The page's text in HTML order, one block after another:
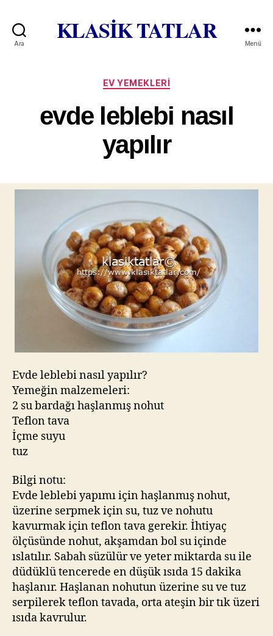
Ara KLASİK TATLAR Menü
Kategoriler
EV YEMEKLERI
evde leblebi nasıl
yapılır
Evde leblebi nasıl yapılır?
Yemeğin malzemeleri:
2 su bardağı haşlanmış nohut
Teflon tava
İçme suyu
tuz
Bilgi notu:
Evde leblebi yapımı için haşlanmış nohut,
üzerine serpmek için su, tuz ve nohutu
kavurmak için teflon tava gerekir. İhtiyaç
ölçüsünde nohut, akşamdan bol su içinde
ıslatılır. Sabah süzülür ve yeter miktarda su ile
düdüklü tencerede en düşük ısıda 15 dakika
haşlanır. Haşlanan nohutun üzerine su ve tuz
serpilerek teflon tavada, orta ateşin bir tık üzeri
ısıda kavrulur.